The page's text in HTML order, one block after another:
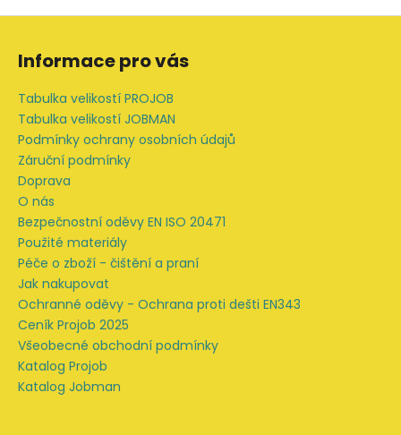
Z
Informace pro vás
Tabulka velikostí PROJOB
Tabulka velikostí JOBMAN
Podmínky ochrany osobních údajů
Záruční podmínky
Doprava
O nás
Bezpečnostní oděvy EN ISO 20471
Použité materiály
Péče o zboží - čištění a praní
Jak nakupovat
Ochranné oděvy - Ochrana proti dešti EN343
Ceník Projob 2025
Všeobecné obchodní podmínky
Katalog Projob
Katalog Jobman